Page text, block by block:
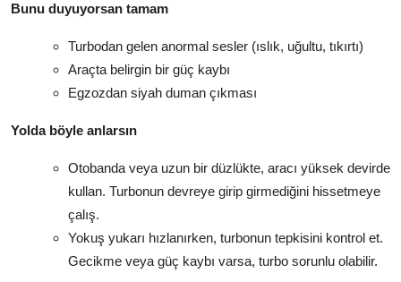
Bunu duyuyorsan tamam
Turbodan gelen anormal sesler (ıslık, uğultu, tıkırtı)
Araçta belirgin bir güç kaybı
Egzozdan siyah duman çıkması
Yolda böyle anlarsın
Otobanda veya uzun bir düzlükte, aracı yüksek devirde
kullan. Turbonun devreye girip girmediğini hissetmeye
çalış.
Yokuş yukarı hızlanırken, turbonun tepkisini kontrol et.
Gecikme veya güç kaybı varsa, turbo sorunlu olabilir.